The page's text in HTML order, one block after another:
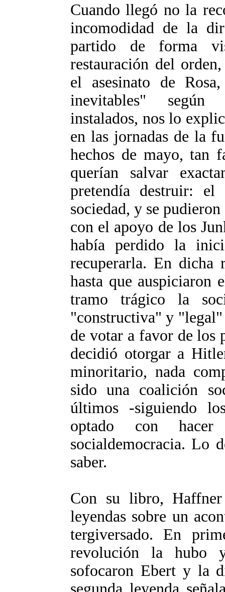
Cuando llegó no la
incomodidad de la
partido de forma
restauración del
el asesinato de
inevitables" según
instalados, nos lo
en las jornadas de la
hechos de mayo, tan
querían salvar
pretendía destruir:
sociedad, y se
con el apoyo de los
había perdido la
recuperarla. En dicha
hasta que auspiciaron
tramo trágico la
"constructiva" y "legal"
de votar a favor de los
decidió otorgar a
minoritario, nada
sido una coalición
últimos -siguiendo
optado con
socialdemocracia. Lo
saber.
Con su libro,
leyendas sobre un
tergiversado. En
revolución la hubo
sofocaron Ebert y la